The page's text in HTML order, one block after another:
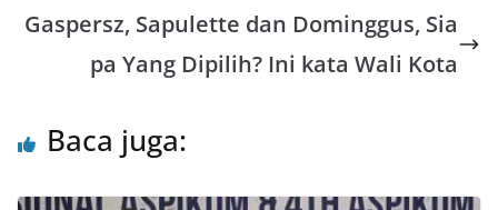
p
o
k
r
Gaspersz, Sapulette dan Dominggus, Sia
pa Yang Dipilih? Ini kata Wali Kota
Baca juga: